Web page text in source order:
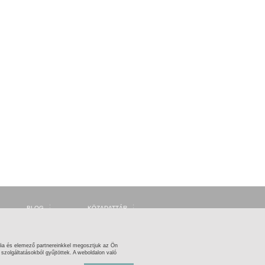
és elemező partnereinkkel megosztjuk az Ön
gyűjtöttek. A weboldalon való
KÖZADATTÁR
OSZK ZENEMŰTÁR
BLOG